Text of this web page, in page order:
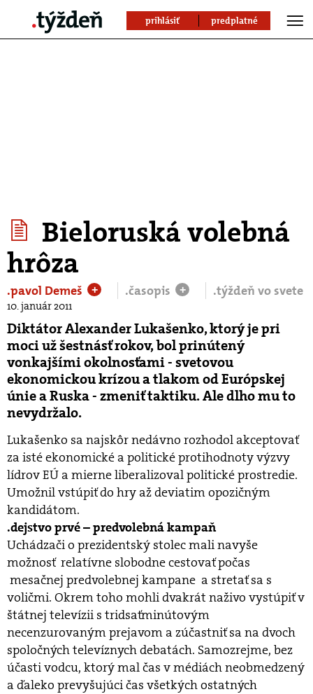
prihlásiť predplatné
Bieloruská volebná
hrôza
.pavol Demeš + .časopis + .týždeň vo svete
10. január 2011
Diktátor Alexander Lukašenko, ktorý je pri
moci už šestnásť rokov, bol prinútený
vonkajšími okolnosťami - svetovou
ekonomickou krízou a tlakom od Európskej
únie a Ruska - zmeniť taktiku. Ale dlho mu to
nevydržalo.
Lukašenko sa najskôr nedávno rozhodol akceptovať
za isté ekonomické a politické protihodnoty výzvy
lídrov EÚ a mierne liberalizoval politické prostredie.
Umožnil vstúpiť do hry až deviatim opozičným
kandidátom.
.dejstvo prvé – predvolebná kampaň
Uchádzači o prezidentský stolec mali navyše
možnosť relatívne slobodne cestovať počas
mesačnej predvolebnej kampane a stretať sa s
voličmi. Okrem toho mohli dvakrát naživo vystúpiť v
štátnej televízii s tridsaťminútovým
necenzurovaným prejavom a zúčastniť sa na dvoch
spoločných televíznych debatách. Samozrejme, bez
účasti vodcu, ktorý mal čas v médiách neobmedzený
a ďaleko prevyšujúci čas všetkých ostatných